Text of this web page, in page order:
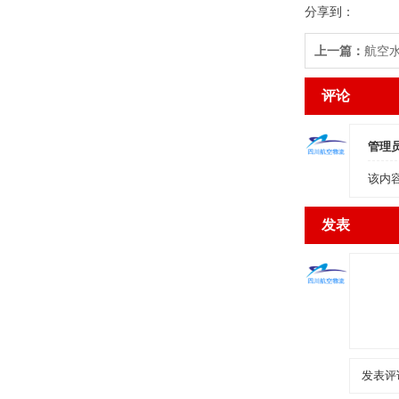
分享到：
上一篇： 航空
评论
管理
该内
发表